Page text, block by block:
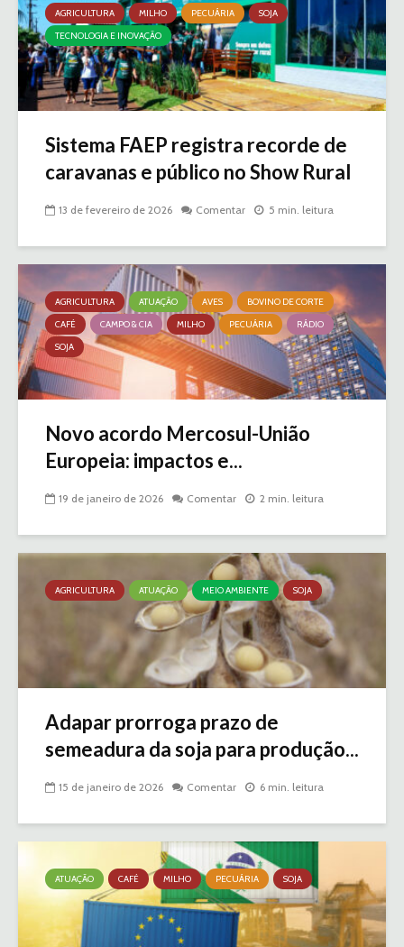
AGRICULTURA MILHO PECUÁRIA
SOJA
TECNOLOGIA E INOVAÇÃO
Sistema FAEP registra recorde de
caravanas e público no Show Rural
13 de fevereiro de 2026 Comentar 5 min. leitura
AGRICULTURA ATUAÇÃO AVES
BOVINO DE CORTE
CAFÉ
CAMPO & CIA MILHO PECUÁRIA
RÁDIO
SOJA
Novo acordo Mercosul-União
Europeia: impactos e...
19 de janeiro de 2026 Comentar 2 min. leitura
AGRICULTURA ATUAÇÃO MEIO AMBIENTE SOJA
Adapar prorroga prazo de
semeadura da soja para produção...
15 de janeiro de 2026 Comentar 6 min. leitura
ATUAÇÃO CAFÉ MILHO PECUÁRIA SOJA